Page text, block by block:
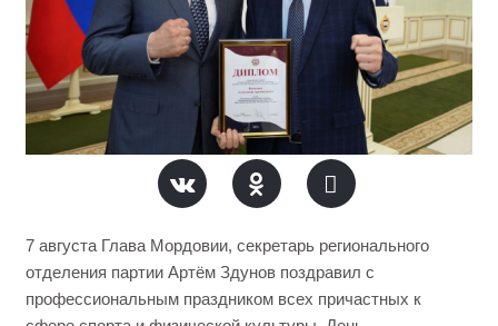
7 августа Глава Мордовии, секретарь регионального
отделения партии Артём Здунов поздравил с
профессиональным праздником всех причастных к